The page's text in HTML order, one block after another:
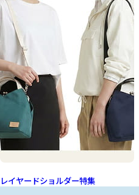
レイヤードショルダー特集